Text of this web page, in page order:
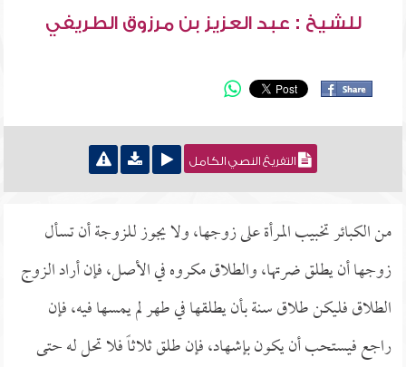
للشيخ : عبد العزيز بن مرزوق الطريفي
التفريغ النصي الكامل
من الكبائر تخبيب المرأة على زوجها، ولا يجوز للزوجة أن تسأل
زوجها أن يطلق ضرتها، والطلاق مكروه في الأصل، فإن أراد الزوج
الطلاق فليكن طلاق سنة بأن يطلقها في طهر لم يمسها فيه، فإن
راجع فيستحب أن يكون بإشهاد، فإن طلق ثلاثاً فلا تحل له حتى